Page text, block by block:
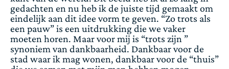
gedachten en nu heb ik de juiste tijd gemaakt om
eindelijk aan dit idee vorm te geven. “Zo trots als
een pauw” is een uitdrukking die we vaker
moeten horen. Maar voor mij is “trots zijn ”
synoniem van dankbaarheid. Dankbaar voor de
stad waar ik mag wonen, dankbaar voor de “thuis”